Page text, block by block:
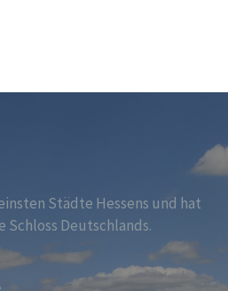
Städte Hessens und hat
Schloss Deutschlands.